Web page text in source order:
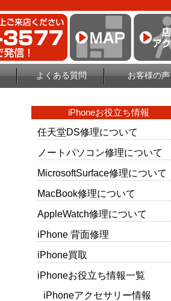
よくある質問 お客様の声
iPhoneお役立ち情報
任天堂DS修理について
ノートパソコン修理について
MicrosoftSurface修理について
MacBook修理について
AppleWatch修理について
iPhone 背面修理
iPhone買取
iPhoneお役立ち情報一覧
iPhoneアクセサリー情報